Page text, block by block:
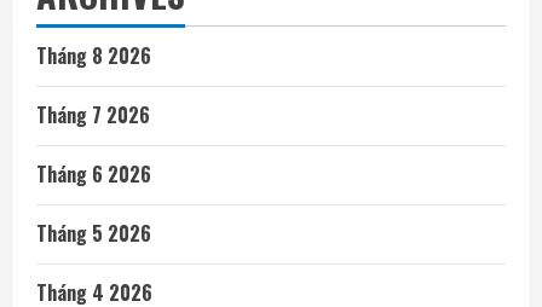
Tháng 8 2026
Tháng 7 2026
Tháng 6 2026
Tháng 5 2026
Tháng 4 2026